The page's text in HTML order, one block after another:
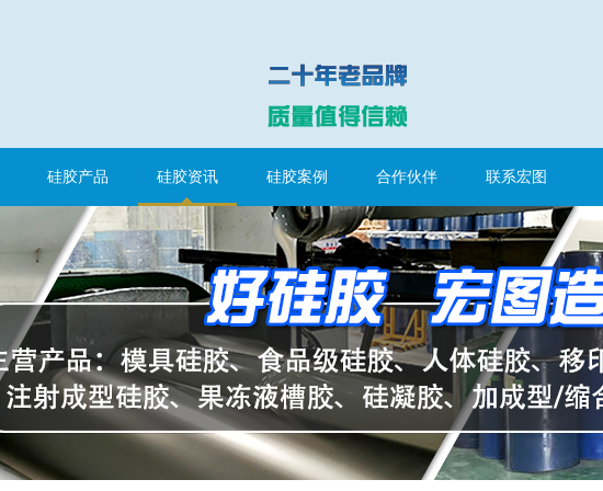
硅胶产品 硅胶资讯 硅胶案例 合作伙伴 联系宏图